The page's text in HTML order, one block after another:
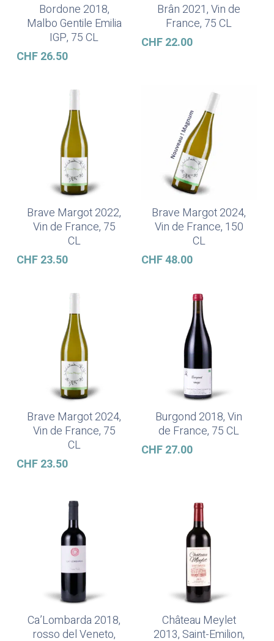
Lire La Suite
Bordone 2018,
Malbo Gentile Emilia
IGP, 75 CL
CHF26.50
Ajouter Au Panier
Brân 2021, Vin de
France, 75 CL
CHF22.00
Ajouter Au Panier
Brave Margot 2022,
Vin de France, 75
CL
CHF23.50
Ajouter Au Panier
Brave Margot 2024,
Vin de France, 150
CL
CHF48.00
Ajouter Au Panier
Brave Margot 2024,
Vin de France, 75
CL
CHF23.50
Ajouter Au Panier
Burgond 2018, Vin
de France, 75 CL
CHF27.00
Ajouter Au Panier
Ca’Lombarda 2018,
rosso del Veneto,
Ajouter Au Panier
Château Meylet
2013, Saint-Emilion,